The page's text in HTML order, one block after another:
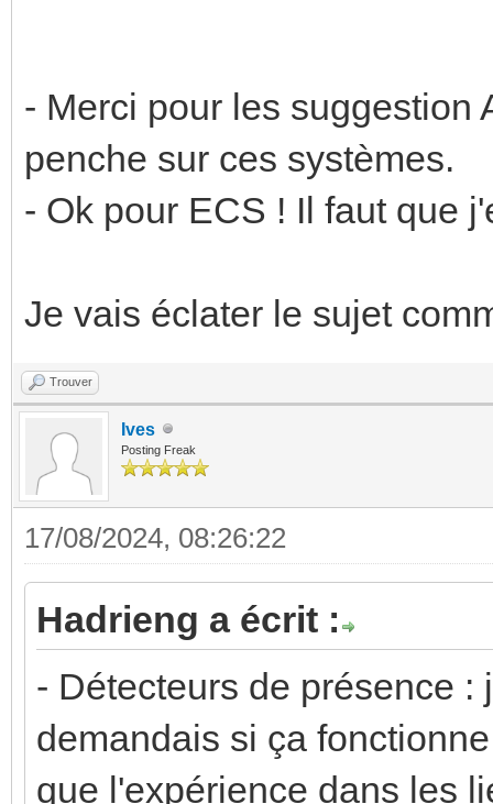
- Merci pour les suggestion
penche sur ces systèmes.
- Ok pour ECS ! Il faut que
Je vais éclater le sujet
Trouver
Ives
Posting Freak
17/08/2024, 08:26:22
Hadrieng a écrit :
- Détecteurs de présence
demandais si ça
que l'expérience dans les